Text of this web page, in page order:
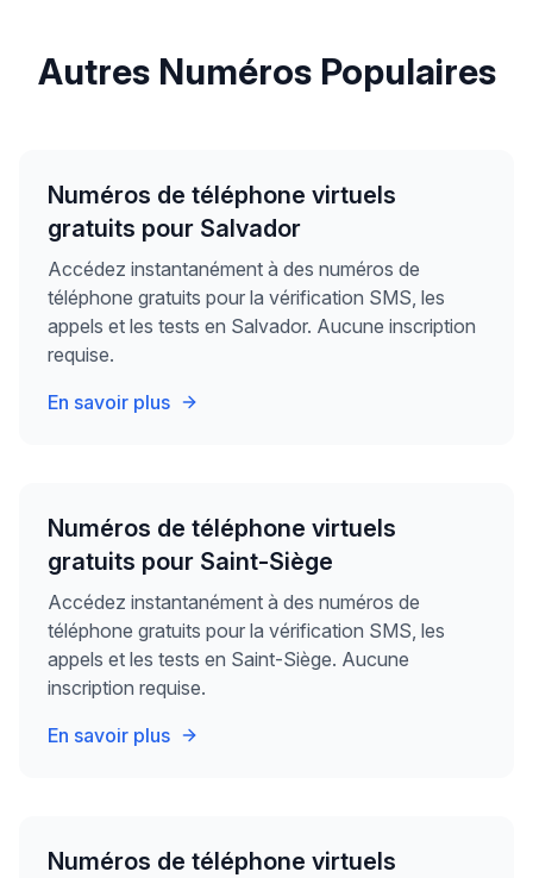
Autres Numéros Populaires
Numéros de téléphone virtuels
gratuits pour Salvador
Accédez instantanément à des numéros de
téléphone gratuits pour la vérification SMS, les
appels et les tests en Salvador. Aucune inscription
requise.
En savoir plus
Numéros de téléphone virtuels
gratuits pour Saint-Siège
Accédez instantanément à des numéros de
téléphone gratuits pour la vérification SMS, les
appels et les tests en Saint-Siège. Aucune
inscription requise.
En savoir plus
Numéros de téléphone virtuels